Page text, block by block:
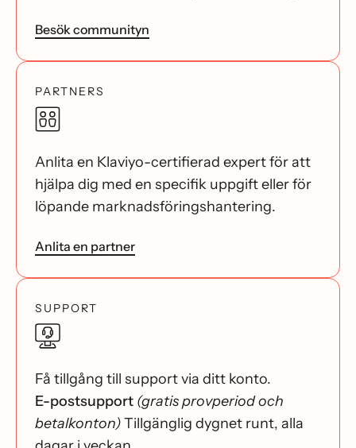
Besök communityn
PARTNERS
Anlita en Klaviyo-certifierad expert för att
hjälpa dig med en specifik uppgift eller för
löpande marknadsföringshantering.
Anlita en partner
SUPPORT
Få tillgång till support via ditt konto.
E-postsupport (gratis provperiod och
betalkonton)Tillgänglig dygnet runt, alla